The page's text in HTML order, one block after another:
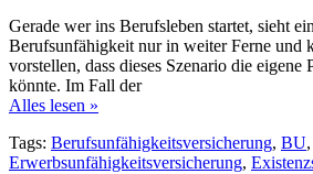
Gerade wer ins Berufsleben startet, sieht
Berufsunfähigkeit nur in weiter Ferne und
vorstellen, dass dieses Szenario die eigene
könnte. Im Fall der
Alles lesen »
Tags: Berufsunfähigkeitsversicherung, BU,
Erwerbsunfähigkeitsversicherung,